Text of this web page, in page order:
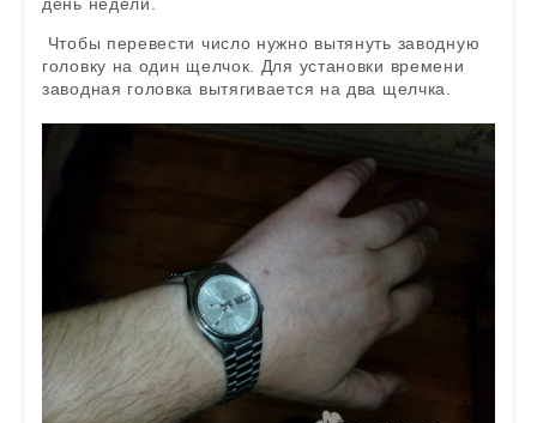
Чтобы перевести число нужно вытянуть заводную
головку на один щелчок. Для установки времени
заводная головка вытягивается на два щелчка.